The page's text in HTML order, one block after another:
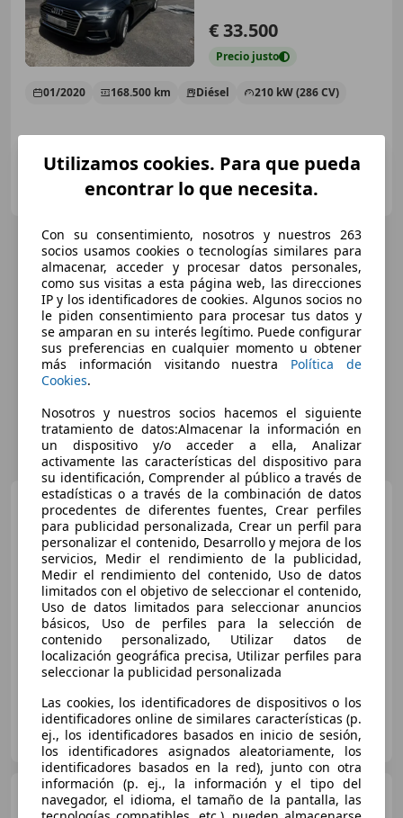
€ 33.500
Precio justo
01/2020 168.500 km Diésel 210 kW (286 CV)
ES-28860 Paracuellos de Jarama
Audi A650 TFSIe Sport
quattro-ultra S tronic
€ 33.800 1
Buenprecio
01/2022 68.900 km
Electro/Gasolina
220 kW (299 CV)
HUESCA IMPORT
ES-22197 Huesca
Audi A6 Avant 50 TDI quattro
Tiptronic
Utilizamos cookies. Para que pueda
encontrar lo que necesita.
Con su consentimiento, nosotros y nuestros 263
socios usamos cookies o tecnologías similares para
almacenar, acceder y procesar datos personales,
como sus visitas a esta página web, las direcciones
IP y los identificadores de cookies. Algunos socios no
le piden consentimiento para procesar tus datos y
se amparan en su interés legítimo. Puede configurar
sus preferencias en cualquier momento u obtener
más información visitando nuestra Política de
Cookies.
Nosotros y nuestros socios hacemos el siguiente
tratamiento de datos:Almacenar la información en
un dispositivo y/o acceder a ella, Analizar
activamente las características del dispositivo para
su identificación, Comprender al público a través de
estadísticas o a través de la combinación de datos
procedentes de diferentes fuentes, Crear perfiles
para publicidad personalizada, Crear un perfil para
personalizar el contenido, Desarrollo y mejora de los
servicios, Medir el rendimiento de la publicidad,
Medir el rendimiento del contenido, Uso de datos
limitados con el objetivo de seleccionar el contenido,
Uso de datos limitados para seleccionar anuncios
básicos, Uso de perfiles para la selección de
contenido personalizado, Utilizar datos de
localización geográfica precisa, Utilizar perfiles para
seleccionar la publicidad personalizada
Las cookies, los identificadores de dispositivos o los
identificadores online de similares características (p.
ej., los identificadores basados en inicio de sesión,
los identificadores asignados aleatoriamente, los
identificadores basados en la red), junto con otra
información (p. ej., la información y el tipo del
navegador, el idioma, el tamaño de la pantalla, las